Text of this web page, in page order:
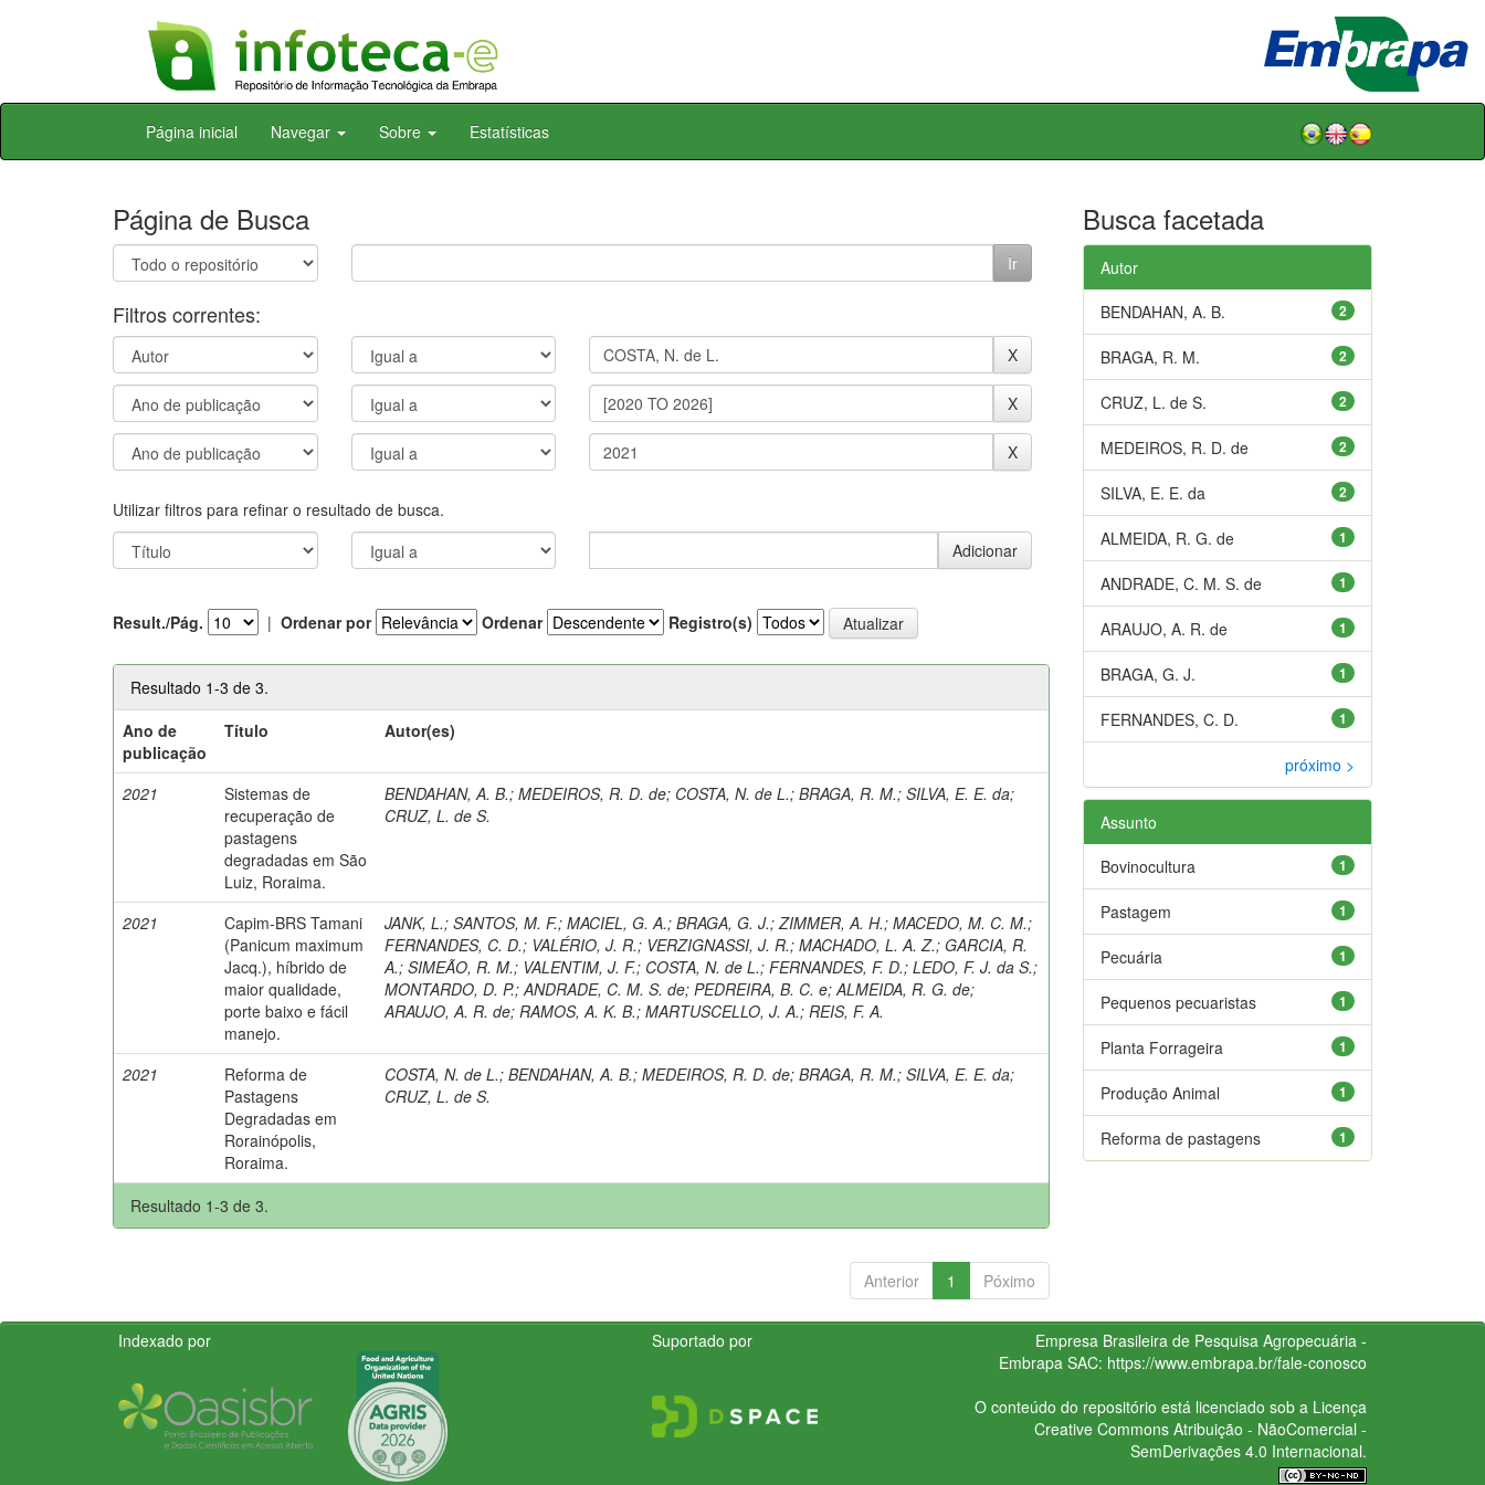
Skip
Página inicial Navegar Sobre Estatísticas
Página de Busca
Filtros correntes:
Utilizar filtros para refinar o resultado de busca.
Result./Pág. | Ordenar por Ordenar Registro(s)
Resultado 1-3 de 3.
Ano de
publicação
Título Autor(es)
2021
Sistemas de
recuperação de
pastagens
degradadas em São
Luiz, Roraima.
BENDAHAN, A. B.;MEDEIROS, R. D. de; COSTA, N. de L.;BRAGA, R. M.;SILVA, E. E. da;
CRUZ, L. de S.
2021
Capim-BRS Tamani
(Panicum maximum
Jacq.), híbrido de
maior qualidade,
porte baixo e fácil
manejo.
JANK, L.;SANTOS, M. F.;MACIEL, G. A.;BRAGA, G. J.;ZIMMER, A. H.;MACEDO, M. C. M.;
FERNANDES, C. D.; VALÉRIO, J. R.; VERZIGNASSI, J. R.;MACHADO, L. A. Z.;GARCIA, R.
A.;SIMEÃO, R. M.; VALENTIM, J. F.; COSTA, N. de L.;FERNANDES, F. D.;LEDO, F. J. da S.;
MONTARDO, D. P.;ANDRADE, C. M. S. de;PEDREIRA, B. C. e;ALMEIDA, R. G. de;
ARAUJO, A. R. de; RAMOS, A. K. B.;MARTUSCELLO, J. A.; REIS, F. A.
2021
Reforma de
Pastagens
Degradadas em
Rorainópolis,
Roraima.
COSTA, N. de L.;BENDAHAN, A. B.;MEDEIROS, R. D. de;BRAGA, R. M.;SILVA, E. E. da;
CRUZ, L. de S.
Resultado 1-3 de 3.
Anterior 1 Póximo
Busca facetada
Autor
2
BENDAHAN, A. B.
2
BRAGA, R. M.
2
CRUZ, L. de S.
2
MEDEIROS, R. D. de
2
SILVA, E. E. da
1
ALMEIDA, R. G. de
1
ANDRADE, C. M. S. de
1
ARAUJO, A. R. de
1
BRAGA, G. J.
1
FERNANDES, C. D.
próximo >
Assunto
1
Bovinocultura
1
Pastagem
1
Pecuária
1
Pequenos pecuaristas
1
Planta Forrageira
1
Produção Animal
1
Reforma de pastagens
Indexado por Suportado por
Empresa Brasileira de Pesquisa Agropecuária -
Embrapa SAC: https://www.embrapa.br/fale-conosco
O conteúdo do repositório está licenciado sob a Licença
Creative CommonsAtribuição - NãoComercial -
SemDerivações 4.0 Internacional.